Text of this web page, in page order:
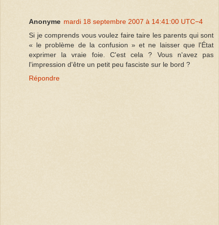
Anonyme mardi 18 septembre 2007 à 14:41:00 UTC−4
Si je comprends vous voulez faire taire les parents qui sont
« le problème de la confusion » et ne laisser que l'État
exprimer la vraie foie. C'est cela ? Vous n'avez pas
l'impression d'être un petit peu fasciste sur le bord ?
Répondre